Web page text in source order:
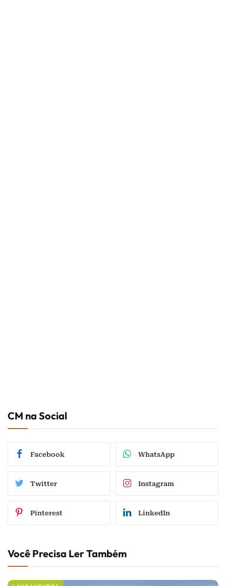
CM na Social
Facebook WhatsApp
Twitter Instagram
Pinterest LinkedIn
Você Precisa Ler Também